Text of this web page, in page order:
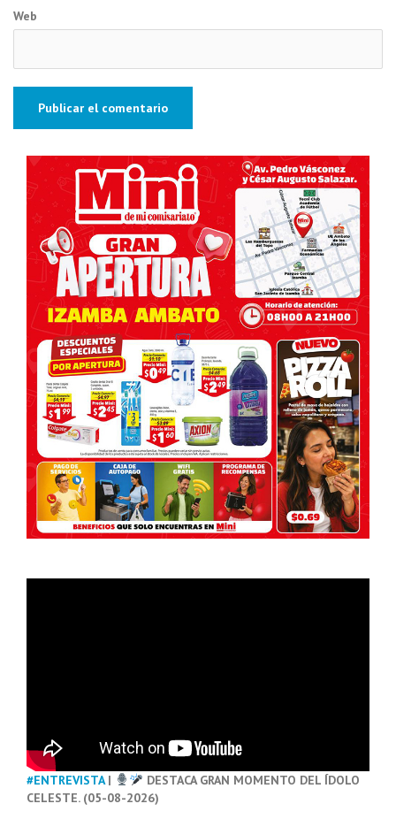
Web
#ENTREVISTA|
DESTACA GRAN MOMENTO DEL ÍDOLO
CELESTE. (05-08-2026)